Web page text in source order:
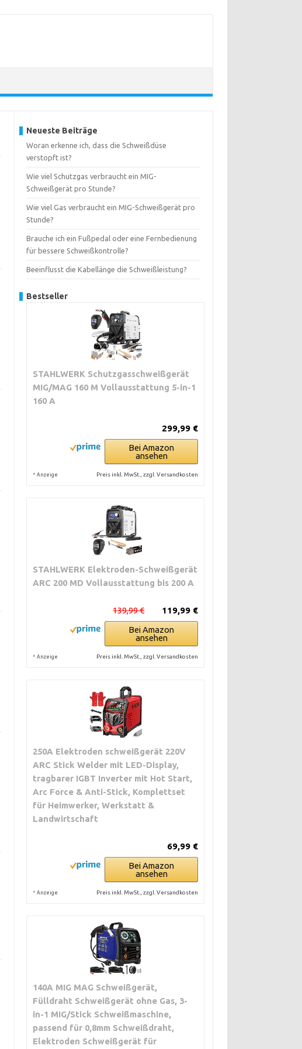
Neueste Beiträge
Woran erkenne ich, dass die Schweißdüse
verstopft ist?
Wie viel Schutzgas verbraucht ein MIG-
Schweißgerät pro Stunde?
Wie viel Gas verbraucht ein MIG-Schweißgerät pro
Stunde?
Brauche ich ein Fußpedal oder eine Fernbedienung
für bessere Schweißkontrolle?
Beeinflusst die Kabellänge die Schweißleistung?
Bestseller
STAHLWERK Schutzgasschweißgerät
MIG/MAG 160 M Vollausstattung 5-in-1
160 A
299,99 €
Bei Amazon
ansehen
* Anzeige Preis inkl. MwSt., zzgl. Versandkosten
STAHLWERK Elektroden-Schweißgerät
ARC 200 MD Vollausstattung bis 200 A
119,99 €
139,99 €
Bei Amazon
ansehen
* Anzeige Preis inkl. MwSt., zzgl. Versandkosten
250A Elektroden schweißgerät 220V
ARC Stick Welder mit LED-Display,
tragbarer IGBT Inverter mit Hot Start,
Arc Force & Anti-Stick, Komplettset
für Heimwerker, Werkstatt &
Landwirtschaft
69,99 €
Bei Amazon
ansehen
* Anzeige Preis inkl. MwSt., zzgl. Versandkosten
140A MIG MAG Schweißgerät,
Fülldraht Schweißgerät ohne Gas, 3-
in-1 MIG/Stick Schweißmaschine,
passend für 0,8mm Schweißdraht,
Elektroden Schweißgerät für